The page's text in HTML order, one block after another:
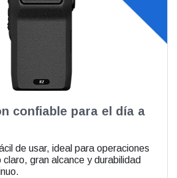
confiable para el día a
de usar, ideal para operaciones
claro, gran alcance y durabilidad